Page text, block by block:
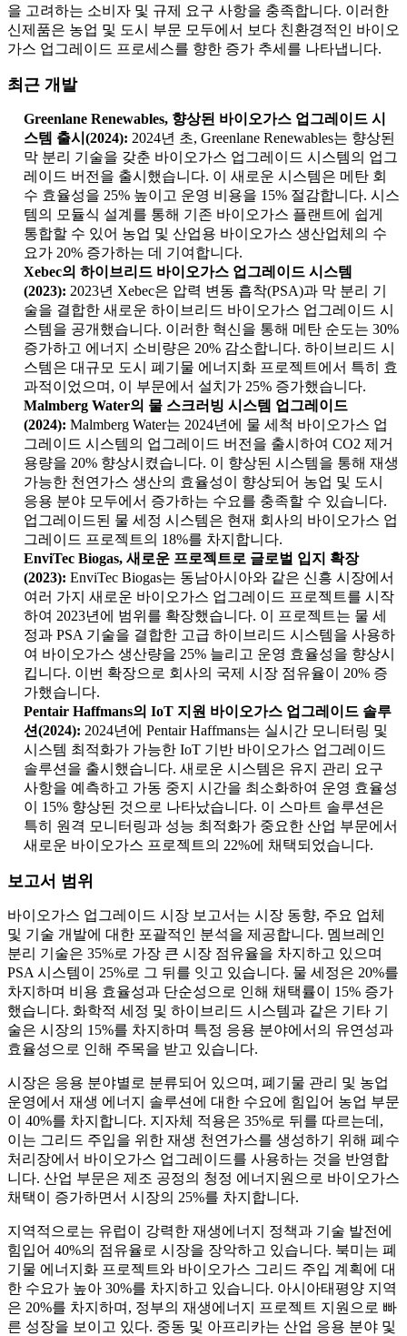
을 고려하는 소비자 및 규제 요구 사항을 충족합니다. 이러한
신제품은 농업 및 도시 부문 모두에서 보다 친환경적인 바이오
가스 업그레이드 프로세스를 향한 증가 추세를 나타냅니다.
최근 개발
Greenlane Renewables, 향상된 바이오가스 업그레이드 시
스템 출시(2024): 2024년 초, Greenlane Renewables는 향상된
막 분리 기술을 갖춘 바이오가스 업그레이드 시스템의 업그
레이드 버전을 출시했습니다. 이 새로운 시스템은 메탄 회
수 효율성을 25% 높이고 운영 비용을 15% 절감합니다. 시스
템의 모듈식 설계를 통해 기존 바이오가스 플랜트에 쉽게
통합할 수 있어 농업 및 산업용 바이오가스 생산업체의 수
요가 20% 증가하는 데 기여합니다.
Xebec의 하이브리드 바이오가스 업그레이드 시스템
(2023): 2023년 Xebec은 압력 변동 흡착(PSA)과 막 분리 기
술을 결합한 새로운 하이브리드 바이오가스 업그레이드 시
스템을 공개했습니다. 이러한 혁신을 통해 메탄 순도는 30%
증가하고 에너지 소비량은 20% 감소합니다. 하이브리드 시
스템은 대규모 도시 폐기물 에너지화 프로젝트에서 특히 효
과적이었으며, 이 부문에서 설치가 25% 증가했습니다.
Malmberg Water의 물 스크러빙 시스템 업그레이드
(2024): Malmberg Water는 2024년에 물 세척 바이오가스 업
그레이드 시스템의 업그레이드 버전을 출시하여 CO2 제거
용량을 20% 향상시켰습니다. 이 향상된 시스템을 통해 재생
가능한 천연가스 생산의 효율성이 향상되어 농업 및 도시
응용 분야 모두에서 증가하는 수요를 충족할 수 있습니다.
업그레이드된 물 세정 시스템은 현재 회사의 바이오가스 업
그레이드 프로젝트의 18%를 차지합니다.
EnviTec Biogas, 새로운 프로젝트로 글로벌 입지 확장
(2023): EnviTec Biogas는 동남아시아와 같은 신흥 시장에서
여러 가지 새로운 바이오가스 업그레이드 프로젝트를 시작
하여 2023년에 범위를 확장했습니다. 이 프로젝트는 물 세
정과 PSA 기술을 결합한 고급 하이브리드 시스템을 사용하
여 바이오가스 생산량을 25% 늘리고 운영 효율성을 향상시
킵니다. 이번 확장으로 회사의 국제 시장 점유율이 20% 증
가했습니다.
Pentair Haffmans의 IoT 지원 바이오가스 업그레이드 솔루
션(2024): 2024년에 Pentair Haffmans는 실시간 모니터링 및
시스템 최적화가 가능한 IoT 기반 바이오가스 업그레이드
솔루션을 출시했습니다. 새로운 시스템은 유지 관리 요구
사항을 예측하고 가동 중지 시간을 최소화하여 운영 효율성
이 15% 향상된 것으로 나타났습니다. 이 스마트 솔루션은
특히 원격 모니터링과 성능 최적화가 중요한 산업 부문에서
새로운 바이오가스 프로젝트의 22%에 채택되었습니다.
보고서 범위
바이오가스 업그레이드 시장 보고서는 시장 동향, 주요 업체
및 기술 개발에 대한 포괄적인 분석을 제공합니다. 멤브레인
분리 기술은 35%로 가장 큰 시장 점유율을 차지하고 있으며
PSA 시스템이 25%로 그 뒤를 잇고 있습니다. 물 세정은 20%를
차지하며 비용 효율성과 단순성으로 인해 채택률이 15% 증가
했습니다. 화학적 세정 및 하이브리드 시스템과 같은 기타 기
술은 시장의 15%를 차지하며 특정 응용 분야에서의 유연성과
효율성으로 인해 주목을 받고 있습니다.
시장은 응용 분야별로 분류되어 있으며, 폐기물 관리 및 농업
운영에서 재생 에너지 솔루션에 대한 수요에 힘입어 농업 부문
이 40%를 차지합니다. 지자체 적용은 35%로 뒤를 따르는데,
이는 그리드 주입을 위한 재생 천연가스를 생성하기 위해 폐수
처리장에서 바이오가스 업그레이드를 사용하는 것을 반영합
니다. 산업 부문은 제조 공정의 청정 에너지원으로 바이오가스
채택이 증가하면서 시장의 25%를 차지합니다.
지역적으로는 유럽이 강력한 재생에너지 정책과 기술 발전에
힘입어 40%의 점유율로 시장을 장악하고 있습니다. 북미는 폐
기물 에너지화 프로젝트와 바이오가스 그리드 주입 계획에 대
한 수요가 높아 30%를 차지하고 있습니다. 아시아태평양 지역
은 20%를 차지하며, 정부의 재생에너지 프로젝트 지원으로 빠
른 성장을 보이고 있다. 중동 및 아프리카는 산업 응용 분야 및